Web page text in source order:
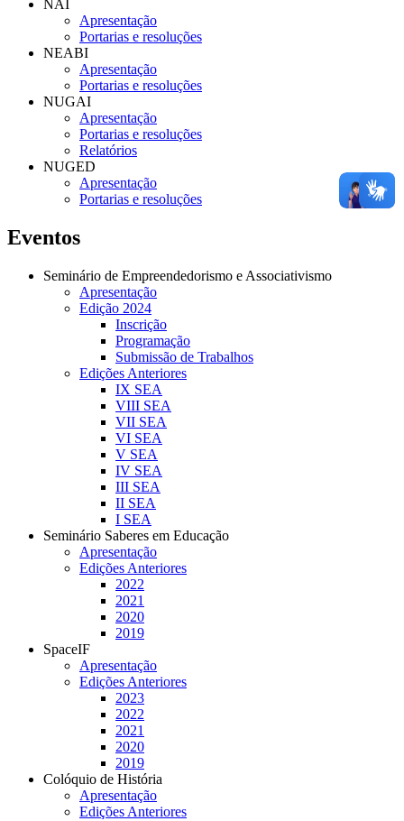
NAI
Apresentação
Portarias e resoluções
NEABI
Apresentação
Portarias e resoluções
NUGAI
Apresentação
Portarias e resoluções
Relatórios
NUGED
Apresentação
Portarias e resoluções
Eventos
Seminário de Empreendedorismo e Associativismo
Apresentação
Edição 2024
Inscrição
Programação
Submissão de Trabalhos
Edições Anteriores
IX SEA
VIII SEA
VII SEA
VI SEA
V SEA
IV SEA
III SEA
II SEA
I SEA
Seminário Saberes em Educação
Apresentação
Edições Anteriores
2022
2021
2020
2019
SpaceIF
Apresentação
Edições Anteriores
2023
2022
2021
2020
2019
Colóquio de História
Apresentação
Edições Anteriores